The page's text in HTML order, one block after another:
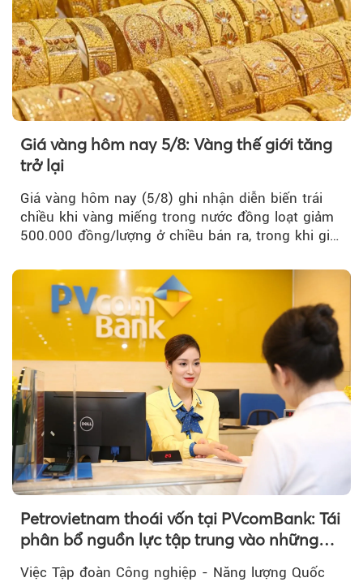
Giá vàng hôm nay 5/8: Vàng thế giới tăng
trở lại
Giá vàng hôm nay (5/8) ghi nhận diễn biến trái
chiều khi vàng miếng trong nước đồng loạt giảm
500.000 đồng/lượng ở chiều bán ra, trong khi giá
thương hiệu.
Petrovietnam thoái vốn tại PVcomBank: Tái
phân bổ nguồn lực tập trung vào những
Việc Tập đoàn Công nghiệp - Năng lượng Quốc